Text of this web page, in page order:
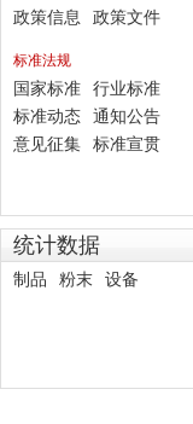
政策信息 政策文件
标准法规
国家标准
行业标准
标准动态
通知公告
意见征集
标准宣贯
统计数据
制品 粉末 设备